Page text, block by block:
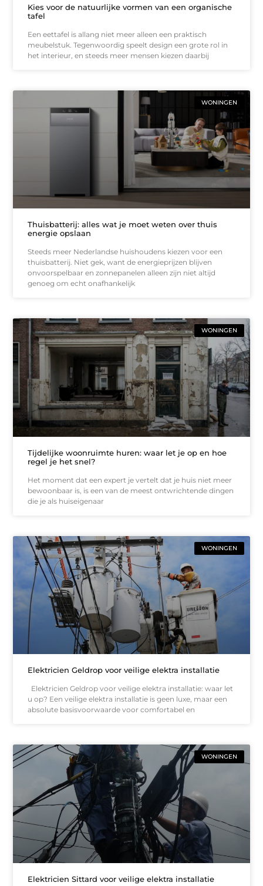
Kies voor de natuurlijke vormen van een organische
tafel
Een eettafel is allang niet meer alleen een praktisch
meubelstuk. Tegenwoordig speelt design een grote rol in
het interieur, en steeds meer mensen kiezen daarbij
WONINGEN
Thuisbatterij: alles wat je moet weten over thuis
energie opslaan
Steeds meer Nederlandse huishoudens kiezen voor een
thuisbatterij. Niet gek, want de energieprijzen blijven
onvoorspelbaar en zonnepanelen alleen zijn niet altijd
genoeg om echt onafhankelijk
WONINGEN
Tijdelijke woonruimte huren: waar let je op en hoe
regel je het snel?
Het moment dat een expert je vertelt dat je huis niet meer
bewoonbaar is, is een van de meest ontwrichtende dingen
die je als huiseigenaar
WONINGEN
Elektricien Geldrop voor veilige elektra installatie
Elektricien Geldrop voor veilige elektra installatie: waar let
u op? Een veilige elektra installatie is geen luxe, maar een
absolute basisvoorwaarde voor comfortabel en
WONINGEN
Elektricien Sittard voor veilige elektra installatie